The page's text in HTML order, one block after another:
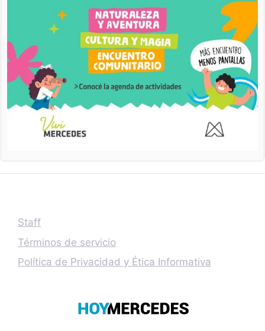
Staff
Términos de servicio
Política de Privacidad y Ética Informativa